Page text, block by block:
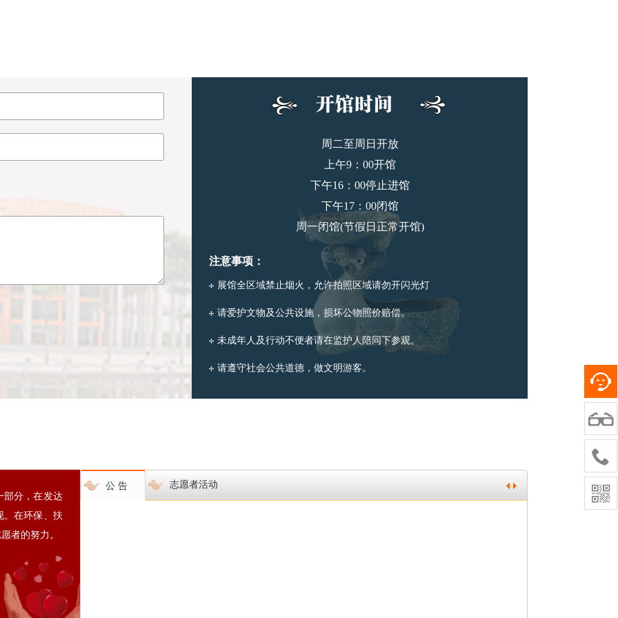
周二至周日开放
上午9：00开馆
下午16：00停止进馆
下午17：00闭馆
周一闭馆(节假日正常开馆)
注意事项：
展馆全区域禁止烟火，允许拍照区域请勿开闪光灯
请爱护文物及公共设施，损坏公物照价赔偿。
未成年人及行动不便者请在监护人陪同下参观。
请遵守社会公共道德，做文明游客。
部分，在发达
。在环保、扶
者的努力。
公 告 志愿者活动


